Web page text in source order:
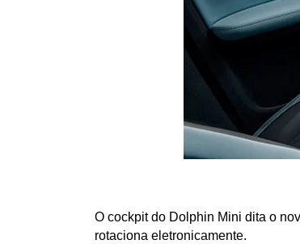
O cockpit do Dolphin Mini dita o
rotaciona eletronicamente.